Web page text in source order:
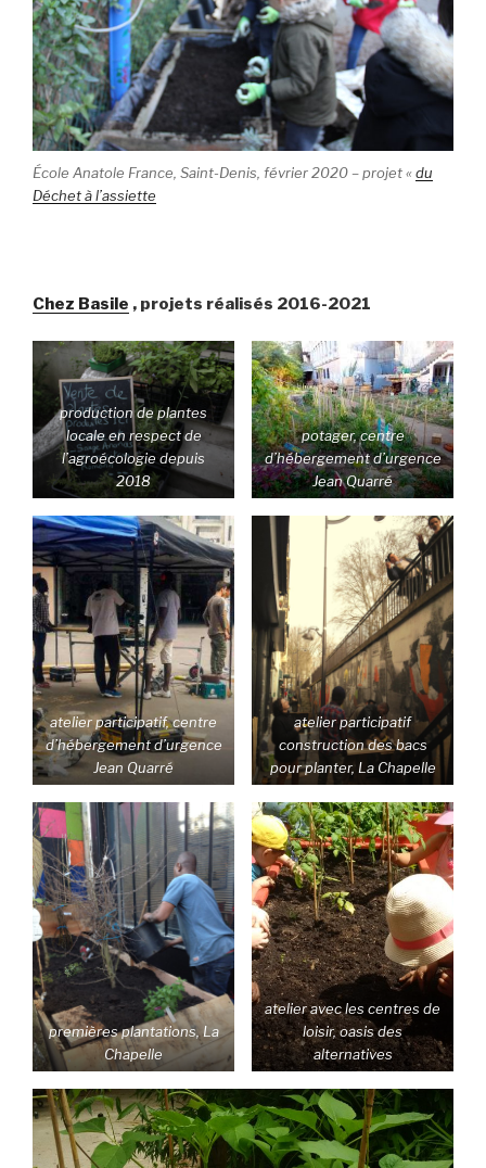
École Anatole France, Saint-Denis, février 2020 – projet «du
Déchet à l’assiette
Chez Basile , projets réalisés 2016-2021
production de plantes
locale en respect de
l’agroécologie depuis
2018
potager, centre
d’hébergement d’urgence
Jean Quarré
atelier participatif, centre
d’hébergement d’urgence
Jean Quarré
atelier participatif
construction des bacs
pour planter, La Chapelle
premières plantations, La
Chapelle
atelier avec les centres de
loisir, oasis des
alternatives